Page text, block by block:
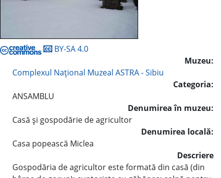
BY-SA 4.0
Muzeu:
Complexul Naţional Muzeal ASTRA - Sibiu
Categoria:
ANSAMBLU
Denumirea în muzeu:
Casă şi gospodărie de agricultor
Denumirea locală:
Casa popească Miclea
Descriere
Gospodăria de agricultor este formată din casă (din